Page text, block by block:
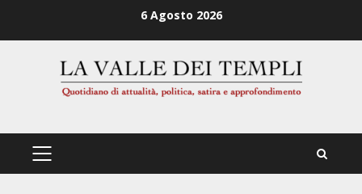
6 Agosto 2026
PRIMÄRES